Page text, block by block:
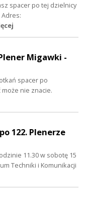
spacer po tej dzielnicy
Adres:
Migawki -
spacer po
nie znacie.
122. Plenerze
11.30 w sobotę 15
Techniki i Komunikacji